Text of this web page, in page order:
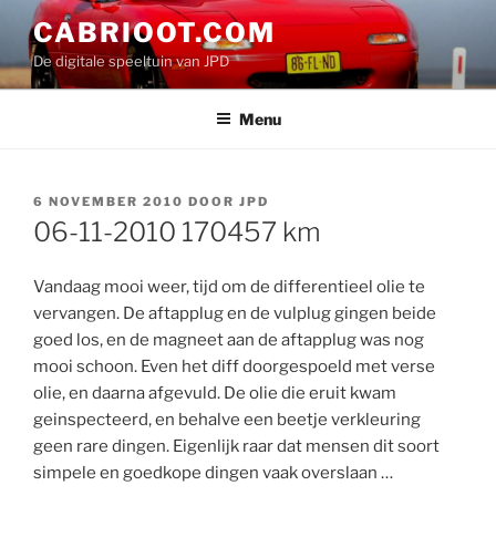
naar
de
inhoud
CABRIOOT.COM
De digitale speeltuin van JPD
Menu
GEPLAATST
OP
6 NOVEMBER 2010 DOOR JPD
06-11-2010 170457 km
Vandaag mooi weer, tijd om de differentieel olie te
vervangen. De aftapplug en de vulplug gingen beide
goed los, en de magneet aan de aftapplug was nog
mooi schoon. Even het diff doorgespoeld met verse
olie, en daarna afgevuld. De olie die eruit kwam
geinspecteerd, en behalve een beetje verkleuring
geen rare dingen. Eigenlijk raar dat mensen dit soort
simpele en goedkope dingen vaak overslaan …